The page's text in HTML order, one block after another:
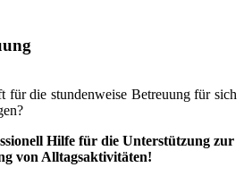
für die stundenweise Betreuung für sich
Hilfe für die Unterstützung zur
von Alltagsaktivitäten!